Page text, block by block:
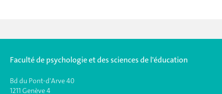
Faculté de psychologie et des sciences de l'éducation
Bd du Pont-d'Arve 40
1211 Genève 4